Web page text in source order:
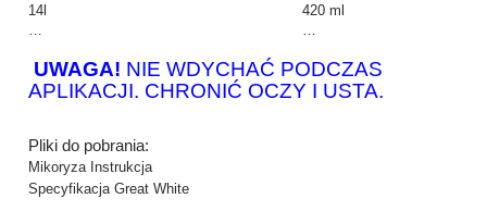
14l
420 ml
UWAGA! NIE WDYCHAĆ PODCZAS
APLIKACJI. CHRONIĆ OCZY I USTA.
Pliki do pobrania:
Mikoryza Instrukcja
Specyfikacja Great White